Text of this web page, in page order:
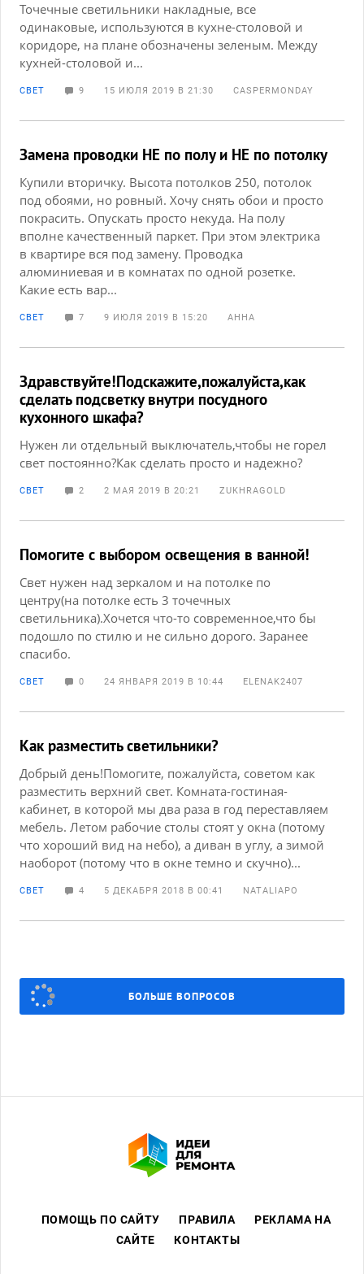
Точечные светильники накладные, все
одинаковые, используются в кухне-столовой и
коридоре, на плане обозначены зеленым. Между
кухней-столовой и...
СВЕТ 9 15 ИЮЛЯ 2019 В 21:30 CASPERMONDAY
Замена проводки НЕ по полу и НЕ по потолку
Купили вторичку. Высота потолков 250, потолок
под обоями, но ровный. Хочу снять обои и просто
покрасить. Опускать просто некуда. На полу
вполне качественный паркет. При этом электрика
в квартире вся под замену. Проводка
алюминиевая и в комнатах по одной розетке.
Какие есть вар...
СВЕТ 7 9 ИЮЛЯ 2019 В 15:20 АННА
Здравствуйте!Подскажите,пожалуйста,как
сделать подсветку внутри посудного
кухонного шкафа?
Нужен ли отдельный выключатель,чтобы не горел
свет постоянно?Как сделать просто и надежно?
СВЕТ 2 2 МАЯ 2019 В 20:21 ZUKHRAGOLD
Помогите с выбором освещения в ванной!
Свет нужен над зеркалом и на потолке по
центру(на потолке есть 3 точечных
светильника).Хочется что-то современное,что бы
подошло по стилю и не сильно дорого. Заранее
спасибо.
СВЕТ 0 24 ЯНВАРЯ 2019 В 10:44 ELENAK2407
Как разместить светильники?
Добрый день!Помогите, пожалуйста, советом как
разместить верхний свет. Комната-гостиная-
кабинет, в которой мы два раза в год переставляем
мебель. Летом рабочие столы стоят у окна (потому
что хороший вид на небо), а диван в углу, а зимой
наоборот (потому что в окне темно и скучно)...
СВЕТ 4 5 ДЕКАБРЯ 2018 В 00:41 NATALIAPO
БОЛЬШЕ ВОПРОСОВ
ПОМОЩЬ ПО САЙТУ ПРАВИЛА
РЕКЛАМА НА
САЙТЕ
КОНТАКТЫ